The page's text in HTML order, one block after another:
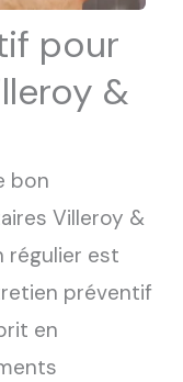
pour
&
bon
Villeroy &
régulier est
préventif
en